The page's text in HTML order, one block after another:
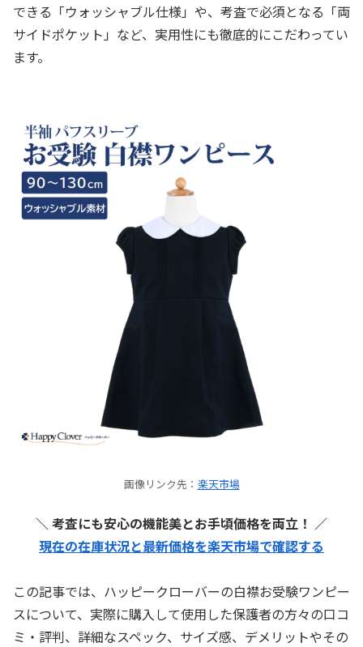
できる「ウォッシャブル仕様」や、考査で必須となる「両
サイドポケット」など、実用性にも徹底的にこだわってい
ます。
画像リンク先： 楽天市場
＼ 考査にも安心の機能美とお手頃価格を両立！ ／
現在の在庫状況と最新価格を楽天市場で確認する
この記事では、ハッピークローバーの白襟お受験ワンピー
スについて、実際に購入して使用した保護者の方々の口コ
ミ・評判、詳細なスペック、サイズ感、デメリットやその